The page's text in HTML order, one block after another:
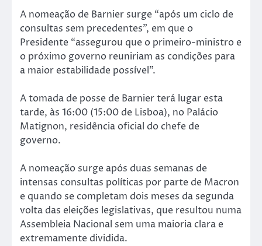
A nomeação de Barnier surge “após um ciclo de
consultas sem precedentes”, em que o
Presidente “assegurou que o primeiro-ministro e
o próximo governo reuniriam as condições para
a maior estabilidade possível”.
A tomada de posse de Barnier terá lugar esta
tarde, às 16:00 (15:00 de Lisboa), no Palácio
Matignon, residência oficial do chefe de
governo.
A nomeação surge após duas semanas de
intensas consultas políticas por parte de Macron
e quando se completam dois meses da segunda
volta das eleições legislativas, que resultou numa
Assembleia Nacional sem uma maioria clara e
extremamente dividida.